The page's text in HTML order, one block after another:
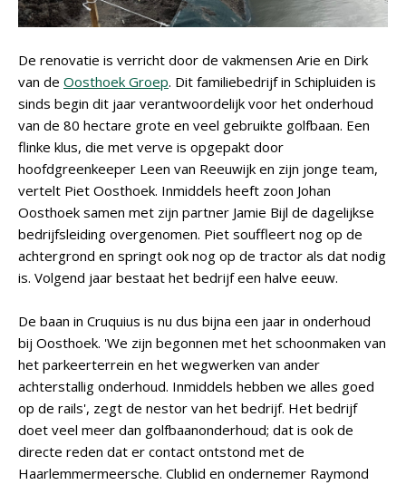
De renovatie is verricht door de vakmensen Arie en Dirk
van de Oosthoek Groep. Dit familiebedrijf in Schipluiden is
sinds begin dit jaar verantwoordelijk voor het onderhoud
van de 80 hectare grote en veel gebruikte golfbaan. Een
flinke klus, die met verve is opgepakt door
hoofdgreenkeeper Leen van Reeuwijk en zijn jonge team,
vertelt Piet Oosthoek. Inmiddels heeft zoon Johan
Oosthoek samen met zijn partner Jamie Bijl de dagelijkse
bedrijfsleiding overgenomen. Piet souffleert nog op de
achtergrond en springt ook nog op de tractor als dat nodig
is. Volgend jaar bestaat het bedrijf een halve eeuw.
De baan in Cruquius is nu dus bijna een jaar in onderhoud
bij Oosthoek. 'We zijn begonnen met het schoonmaken van
het parkeerterrein en het wegwerken van ander
achterstallig onderhoud. Inmiddels hebben we alles goed
op de rails', zegt de nestor van het bedrijf. Het bedrijf
doet veel meer dan golfbaanonderhoud; dat is ook de
directe reden dat er contact ontstond met de
Haarlemmermeersche. Clublid en ondernemer Raymond